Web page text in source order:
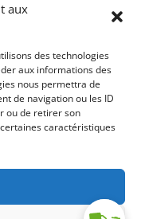
aux
des technologies
aux informations des
nous permettra de
de navigation ou les ID
ou de retirer son
caractéristiques
vos déchets,